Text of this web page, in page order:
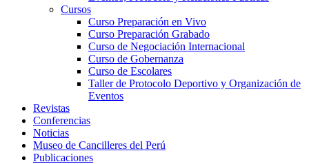
Cursos
Curso Preparación en Vivo
Curso Preparación Grabado
Curso de Negociación Internacional
Curso de Gobernanza
Curso de Escolares
Taller de Protocolo Deportivo y Organización de
Eventos
Revistas
Conferencias
Noticias
Museo de Cancilleres del Perú
Publicaciones